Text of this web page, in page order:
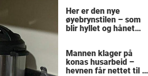
Her er den nye
øyebrynstilen – som
blir hyllet og hånet
Mannen klager på
konas husarbeid –
hevnen får nettet til å